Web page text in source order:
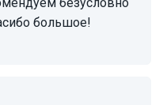
большое!